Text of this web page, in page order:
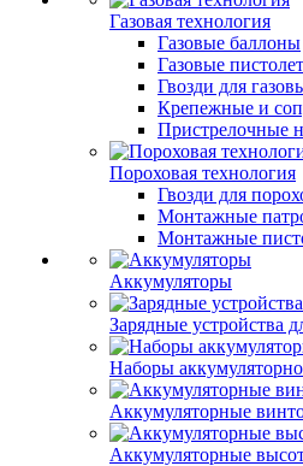
Газовая технология
Газовые баллоны
Газовые
Гвозди для
Крепежные и
Пристрелочные
Пороховая технология
Гвозди для
Монтажные
Монтажные
Аккумуляторы
Зарядные устройства
Наборы
Аккумуляторные
Аккумуляторные